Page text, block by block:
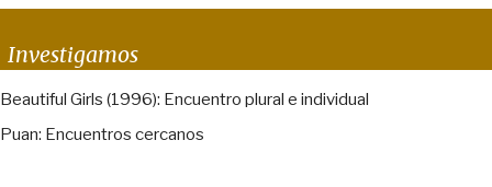
Investigamos
Beautiful Girls (1996): Encuentro plural e individual
Puan: Encuentros cercanos